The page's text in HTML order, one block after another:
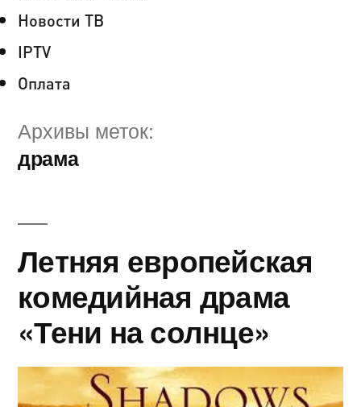
Новости ТВ
IPTV
Оплата
Архивы меток:
драма
Летняя европейская
комедийная драма
«Тени на солнце»